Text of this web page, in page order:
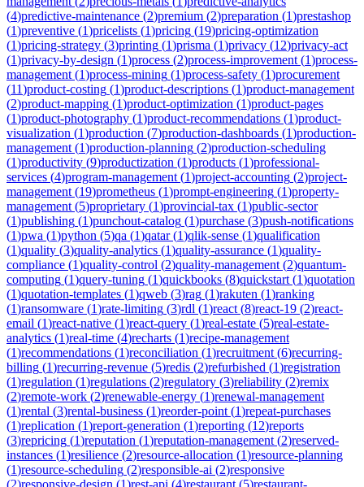
(4)predictive-maintenance (2)premium (2)preparation (1)prestashop
(1)preventive (1)pricelists (1)pricing (19)pricing-optimization
(1)pricing-strategy (3)printing (1)prisma (1)privacy (12)privacy-act
(1)privacy-by-design (1)process (2)process-improvement (1)process-
management (1)process-mining (1)process-safety (1)procurement
(11)product-costing (1)product-descriptions (1)product-management
(2)product-mapping (1)product-optimization (1)product-pages
(1)product-photography (1)product-recommendations (1)product-
visualization (1)production (7)production-dashboards (1)production-
management (1)production-planning (2)production-scheduling
(1)productivity (9)productization (1)products (1)professional-
services (4)program-management (1)project-accounting (2)project-
management (19)prometheus (1)prompt-engineering (1)property-
management (5)proprietary (1)provincial-tax (1)public-sector
(1)publishing (1)punchout-catalog (1)purchase (3)push-notifications
(1)pwa (1)python (5)qa (1)qatar(1)qlik-sense (1)qualification
(1)quality (3)quality-analytics (1)quality-assurance (1)quality-
compliance (1)quality-control (2)quality-management (2)quantum-
computing (1)query-tuning (1)quickbooks (8)quickstart (1)quotation
(1)quotation-templates (1)qweb (3)rag (1)rakuten (1)ranking
(1)ransomware (1)rate-limiting (3)rdl (1)react (8)react-19 (2)react-
email (1)react-native (1)react-query (1)real-estate (5)real-estate-
analytics (1)real-time (4)recharts (1)recipe-management
(1)recommendations (1)reconciliation (1)recruitment (6)recurring-
billing (1)recurring-revenue (5)redis (2)refurbished (1)registration
(1)regulation (1)regulations (2)regulatory (3)reliability (2)remix
(2)remote-work (2)renewable-energy (1)renewal-management
(1)rental (3)rental-business (1)reorder-point (1)repeat-purchases
(1)replication (1)report-generation (1)reporting (12)reports
(3)repricing (1)reputation (1)reputation-management (2)reserved-
instances (1)resilience (2)resource-allocation (1)resource-planning
(1)resource-scheduling (2)responsible-ai (2)responsive
(2)responsive-design (1)rest-api (4)restaurant (5)restaurant-